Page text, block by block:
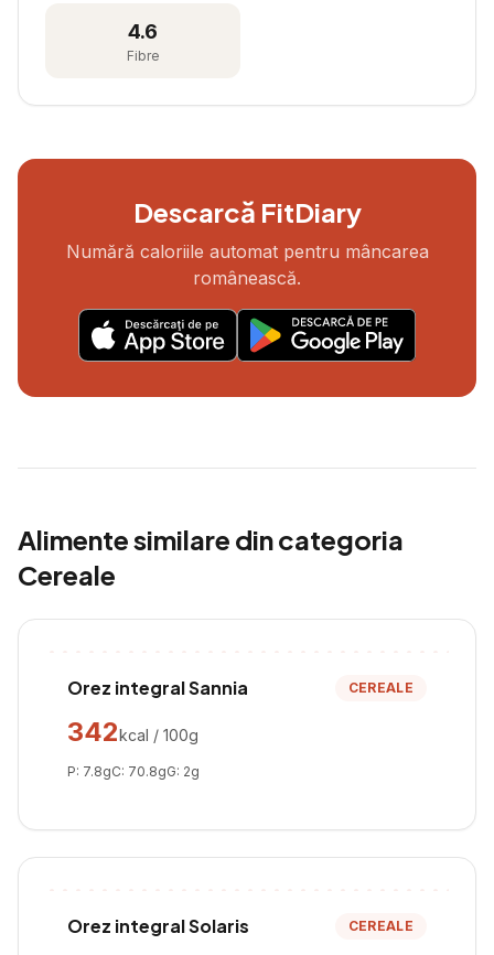
4.6
Fibre
Descarcă FitDiary
Numără caloriile automat pentru mâncarea
românească.
Alimente similare din categoria
Cereale
Orez integral Sannia CEREALE
342kcal / 100g
P: 7.8gC: 70.8gG: 2g
Orez integral Solaris CEREALE